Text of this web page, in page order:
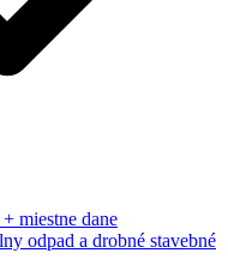
miestne dane
odpad a drobné stavebné